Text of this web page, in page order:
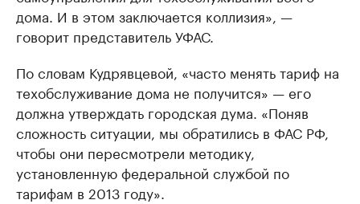
дома. И в этом заключается коллизия», —
говорит представитель УФАС.
По словам Кудрявцевой, «часто менять тариф на
техобслуживание дома не получится» — его
должна утверждать городская дума. «​Поняв
сложность ситуации, мы обратились в ФАС РФ,
чтобы они пересмотрели методику,
установленную федеральной службой по
тарифам в 2013 году».